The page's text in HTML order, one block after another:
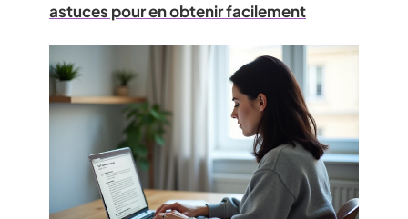
astuces pour en obtenir facilement